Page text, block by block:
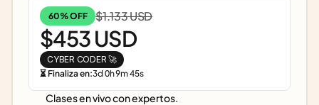
Clases en vivo con expertos.
60% OFF $1.133 USD
$453 USD
CYBER CODER 🚀
⏳ Finaliza en:3d0h9m45s